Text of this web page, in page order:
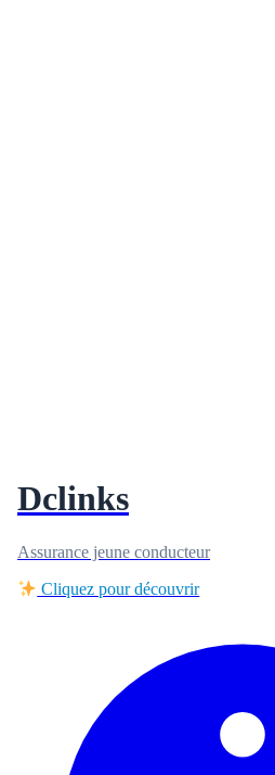
Dclinks
Assurance jeune conducteur
Cliquez pour découvrir